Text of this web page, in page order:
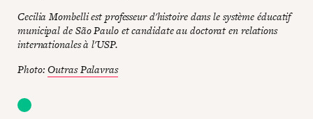
Cecilia Mombelli est professeur d'histoire dans le système éducatif
municipal de São Paulo et candidate au doctorat en relations
internationales à l'USP.
Photo:Outras Palavras